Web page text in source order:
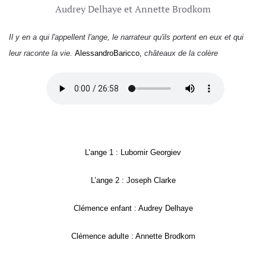
Audrey Delhaye et Annette Brodkom
Il y en a qui l'appellent l'ange, le narrateur qu'ils portent en eux et qui
leur raconte la vie. AlessandroBaricco, châteaux de la colère
L’ange 1 : Lubomir Georgiev
L’ange 2 : Joseph Clarke
Clémence enfant : Audrey Delhaye
Clémence adulte : Annette Brodkom